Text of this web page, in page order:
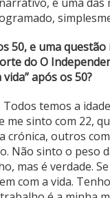
50, e uma
do O
após os 50?
Todos temos a
me sinto com 22,
crónica, outros
Não sinto o peso
mas é verdade.
com a vida.